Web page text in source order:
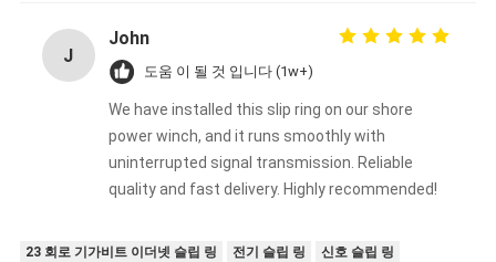
J
John
도움 이 될 것 입니다 (1w+)
We have installed this slip ring on our shore
power winch, and it runs smoothly with
uninterrupted signal transmission. Reliable
quality and fast delivery. Highly recommended!
23 회로 기가비트 이더넷 슬립 링 전기 슬립 링 신호 슬립 링